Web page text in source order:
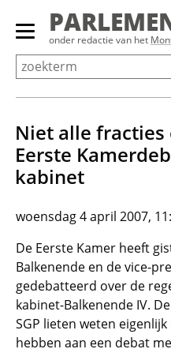
Overslaan
Primair
menu
tonen/verbergen
onder redactie van het
Niet alle
Eerste
kabinet
woensdag 4 april 2007,
De Eerste Kamer heeft
Balkenende en de vice-
gedebatteerd over de
kabinet-Balkenende IV.
SGP lieten weten
hebben aan een debat